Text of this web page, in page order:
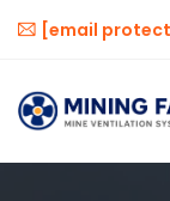
[email